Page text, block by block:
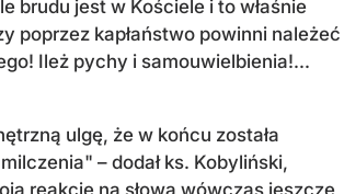
brudu jest w Kościele i to właśnie
poprzez kapłaństwo powinni należeć
Ileż pychy i samouwielbienia!...
ulgę, że w końcu została
– dodał ks. Kobyliński,
reakcję na słowa wówczas jeszcze